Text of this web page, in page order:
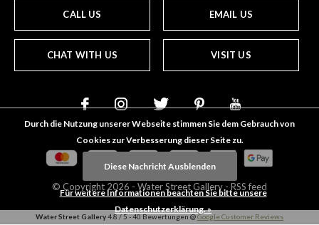
CALL US EMAIL US
CHAT WITH US VISIT US
© Copyright 2026 - Water Street Gallery- RSS feed
Water Street Gallery4.8 / 5 -40 Bewertungen @Google Customer Reviews
Durch die Nutzung unserer Webseite stimmen Sie dem Gebrauch von
Cookies zur Verbesserung dieser Seite zu.
Diese Nachricht Ausblenden
Für weitere Informationen beachten Sie bitte unsere
Datenschutzerklärung. »